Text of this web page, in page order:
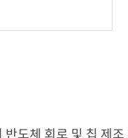
도체 회로 및 칩 제